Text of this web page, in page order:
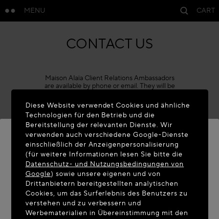
MENU CART
WILLKOMMEN AUF MAISON-
ALAIA.COM
Sie befinden sich scheinbar in folgendem Land:
United States. Möchten Sie Ihren Standort
aktualisieren?
CONTACT US
Maison Alaïa Client Relations Ambassadors
are available by phone or email. They will be
suggestions, information on our collections,
order enquiries, boutique details and after-
sale care.
Available from Monday to Friday, 10 AM to
6 PM, and Saturday from 9 AM to 5 PM
(CET), excluding public holidays.
Phone +33 1 86 65 45 02
Diese Website verwendet Cookies und ähnliche
Technologien für den Betrieb und die
Bereitstellung der relevanten Dienste. Wir
verwenden auch verschiedene Google-Dienste
einschließlich der Anzeigenpersonalisierung
(für weitere Informationen lesen Sie bitte die
Datenschutz- und Nutzungsbedingungen von
Google) sowie unsere eigenen und von
Drittanbietern bereitgestellten analytischen
Cookies, um das Surferlebnis des Benutzers zu
verstehen und zu verbessern und
Werbematerialien in Übereinstimmung mit den